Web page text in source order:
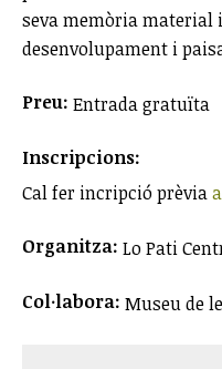
seva memòria material
desenvolupament i
Preu: Entrada gratuïta
Inscripcions:
Cal fer incripció prèvia
Organitza: Lo Pati
Col·labora: Museu de